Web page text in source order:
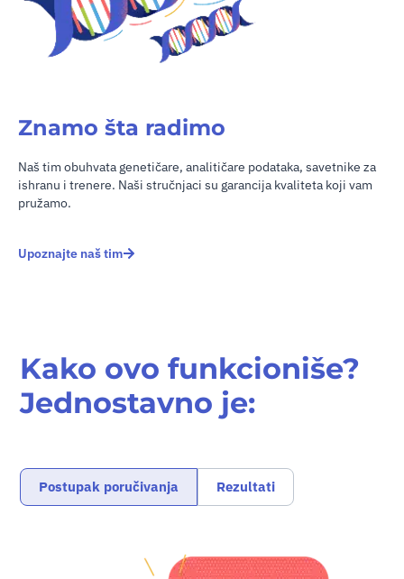
Znamo šta radimo
Naš tim obuhvata genetičare, analitičare podataka, savetnike za
ishranu i trenere. Naši stručnjaci su garancija kvaliteta koji vam
pružamo.
Upoznajte naš tim
Kako ovo funkcioniše?
Jednostavno je:
Postupak poručivanja Rezultati